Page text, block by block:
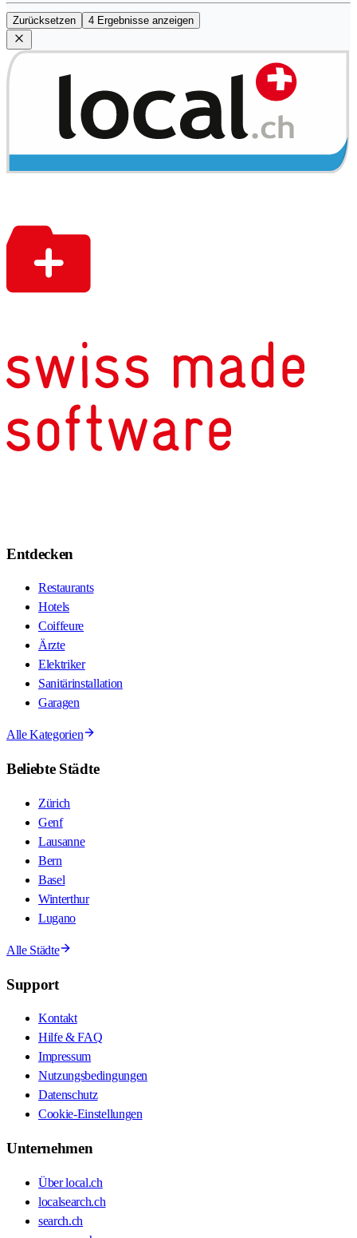
Zurücksetzen 4 Ergebnisse anzeigen
Entdecken
Restaurants
Hotels
Coiffeure
Ärzte
Elektriker
Sanitärinstallation
Garagen
Alle Kategorien
Beliebte Städte
Zürich
Genf
Lausanne
Bern
Basel
Winterthur
Lugano
Alle Städte
Support
Kontakt
Hilfe & FAQ
Impressum
Nutzungsbedingungen
Datenschutz
Cookie-Einstellungen
Unternehmen
Über local.ch
localsearch.ch
search.ch